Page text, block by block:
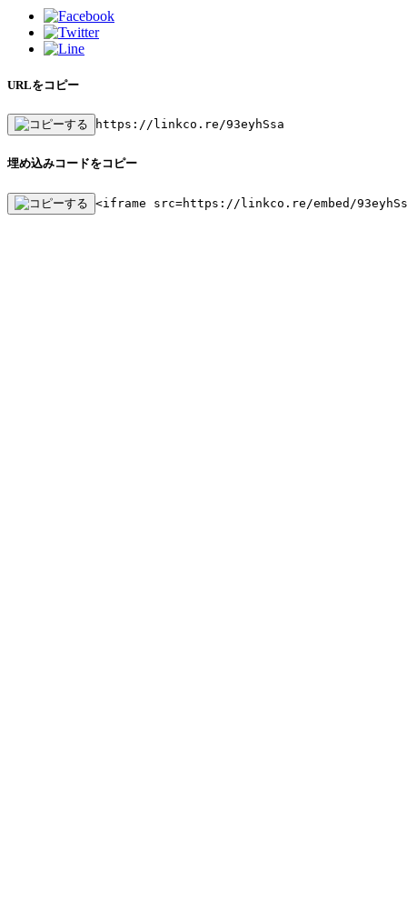
URLをコピー
https://linkco.re/93eyhSsa
埋め込みコードをコピー
<iframe src=https://linkco.re/embed/